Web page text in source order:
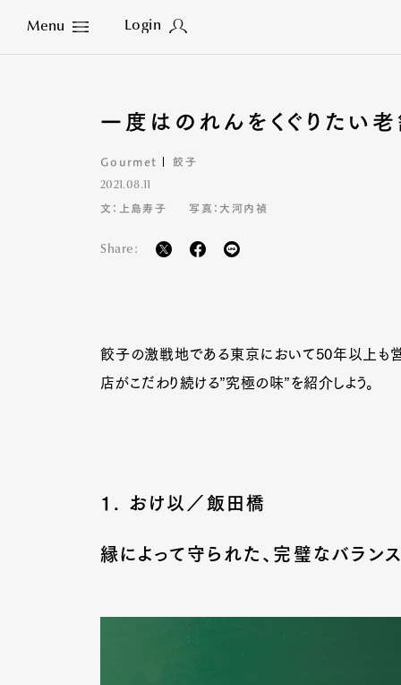
Menu Login
Close
一度はのれんをくぐりたい
Gourmet 餃子
2021.08.11
文：上島寿子 写真：大河内禎
Share:
餃子の激戦地である東京において50年以上も
店がこだわり続ける”究極の味”を紹介しよう。
1. おけ以／飯田橋
縁によって守られた、完璧なバラン